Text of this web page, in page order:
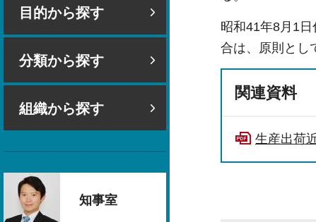
目的から探す
分類から探す
組織から探す
知事室
昭和41年8月1
合は、原則とし
関連資料
生産出荷